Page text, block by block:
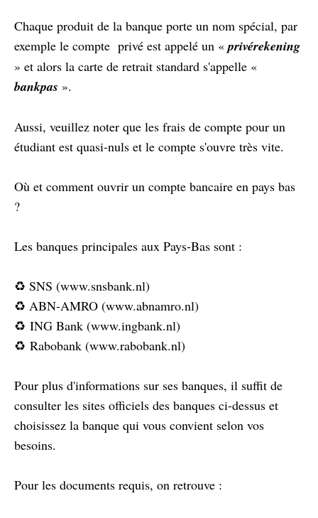
Chaque produit de la banque porte un nom spécial, par
exemple le compte privé est appelé un «privérekening
» et alors la carte de retrait standard s'appelle «
bankpas ».
Aussi, veuillez noter que les frais de compte pour un
étudiant est quasi-nuls et le compte s'ouvre très vite.
Où et comment ouvrir un compte bancaire en pays bas
?
Les banques principales aux Pays-Bas sont :
♻️ SNS (www.snsbank.nl)
♻️ ABN-AMRO (www.abnamro.nl)
♻️ ING Bank (www.ingbank.nl)
♻️ Rabobank (www.rabobank.nl)
Pour plus d'informations sur ses banques, il suffit de
consulter les sites officiels des banques ci-dessus et
choisissez la banque qui vous convient selon vos
besoins.
Pour les documents requis, on retrouve :